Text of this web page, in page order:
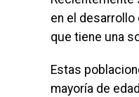
en el desarrollo
que tiene una
Estas
mayoría de